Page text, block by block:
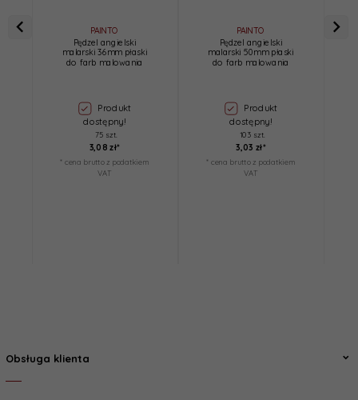
PAINTO
Pędzel angielski
malarski 36mm płaski
do farb malowania
Produkt
dostępny!
75 szt.
3, 08 zł*
* cena brutto z podatkiem
VAT
PAINTO
Pędzel angielski
malarski 50mm płaski
do farb malowania
Produkt
dostępny!
103 szt.
3, 03 zł*
* cena brutto z podatkiem
VAT
Obsługa klienta